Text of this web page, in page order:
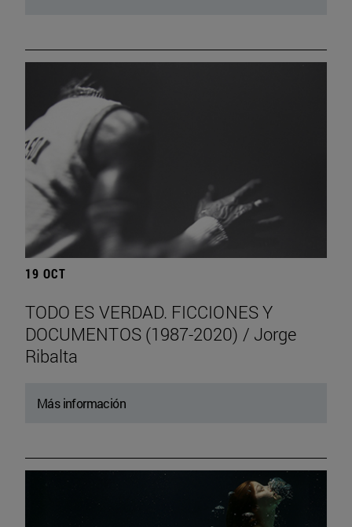
19 OCT
TODO ES VERDAD. FICCIONES Y
DOCUMENTOS (1987-2020) / Jorge
Ribalta
Más información